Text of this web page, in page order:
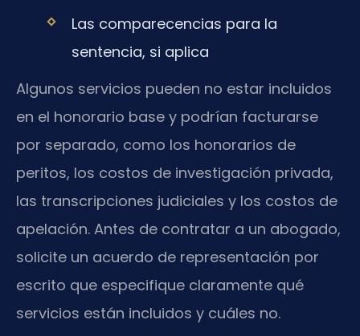
Las comparecencias para la
sentencia, si aplica
Algunos servicios pueden no estar incluidos
en el honorario base y podrían facturarse
por separado, como los honorarios de
peritos, los costos de investigación privada,
las transcripciones judiciales y los costos de
apelación. Antes de contratar a un abogado,
solicite un acuerdo de representación por
escrito que especifique claramente qué
servicios están incluidos y cuáles no.